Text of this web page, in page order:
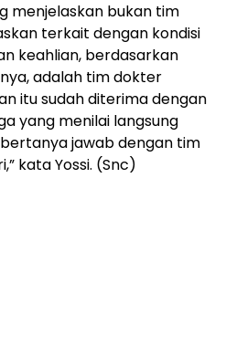
menjelaskan bukan tim
terkait dengan kondisi
keahlian, berdasarkan
adalah tim dokter
itu sudah diterima dengan
yang menilai langsung
jawab dengan tim
kata Yossi. (Snc)